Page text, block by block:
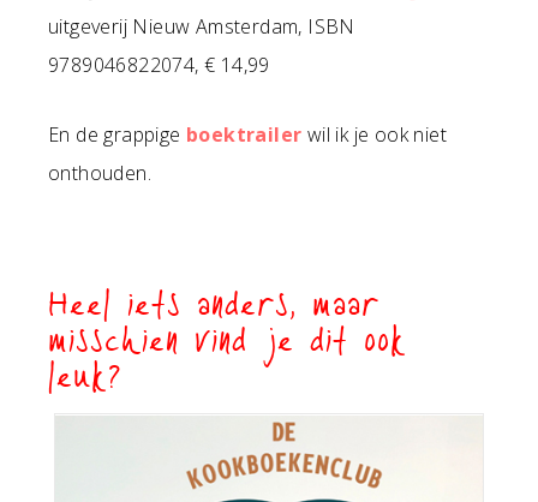
uitgeverij Nieuw Amsterdam, ISBN
9789046822074, € 14,99
En de grappige boektrailer wil ik je ook niet
onthouden.
Heel iets anders, maar
misschien vind je dit ook
leuk?